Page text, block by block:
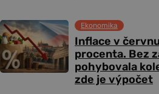
Inflace v
procenta. Bez
pohybovala
zde je výpočet
Ekonomika